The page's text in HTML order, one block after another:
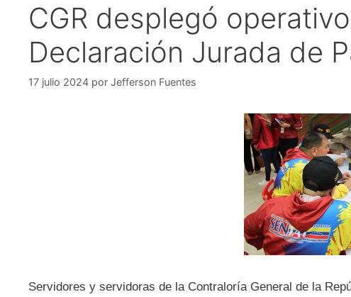
CGR desplegó
Declaración Jurada de
17 julio 2024 por Jefferson Fuentes
Servidores y servidoras de la Contraloría General de la